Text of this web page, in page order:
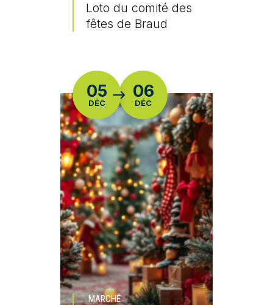
Loto du comité des
fêtes de Braud
DU
05
DÉC
06
DÉC
MARCHÉ